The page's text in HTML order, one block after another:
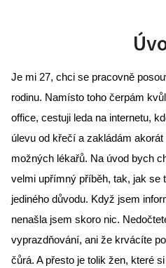
Je mi 27, chci se pracovně
rodinu. Namísto toho čerpám
office, cestuji leda na internetu,
úlevu od křečí a zakládám
možných lékařů. Na úvod bych
velmi upřímný příběh, tak, jak se
jediného důvodu. Když jsem
nenašla jsem skoro nic.
vyprazdňování, ani že krvácíte
čůrá. A přesto je tolik žen, které